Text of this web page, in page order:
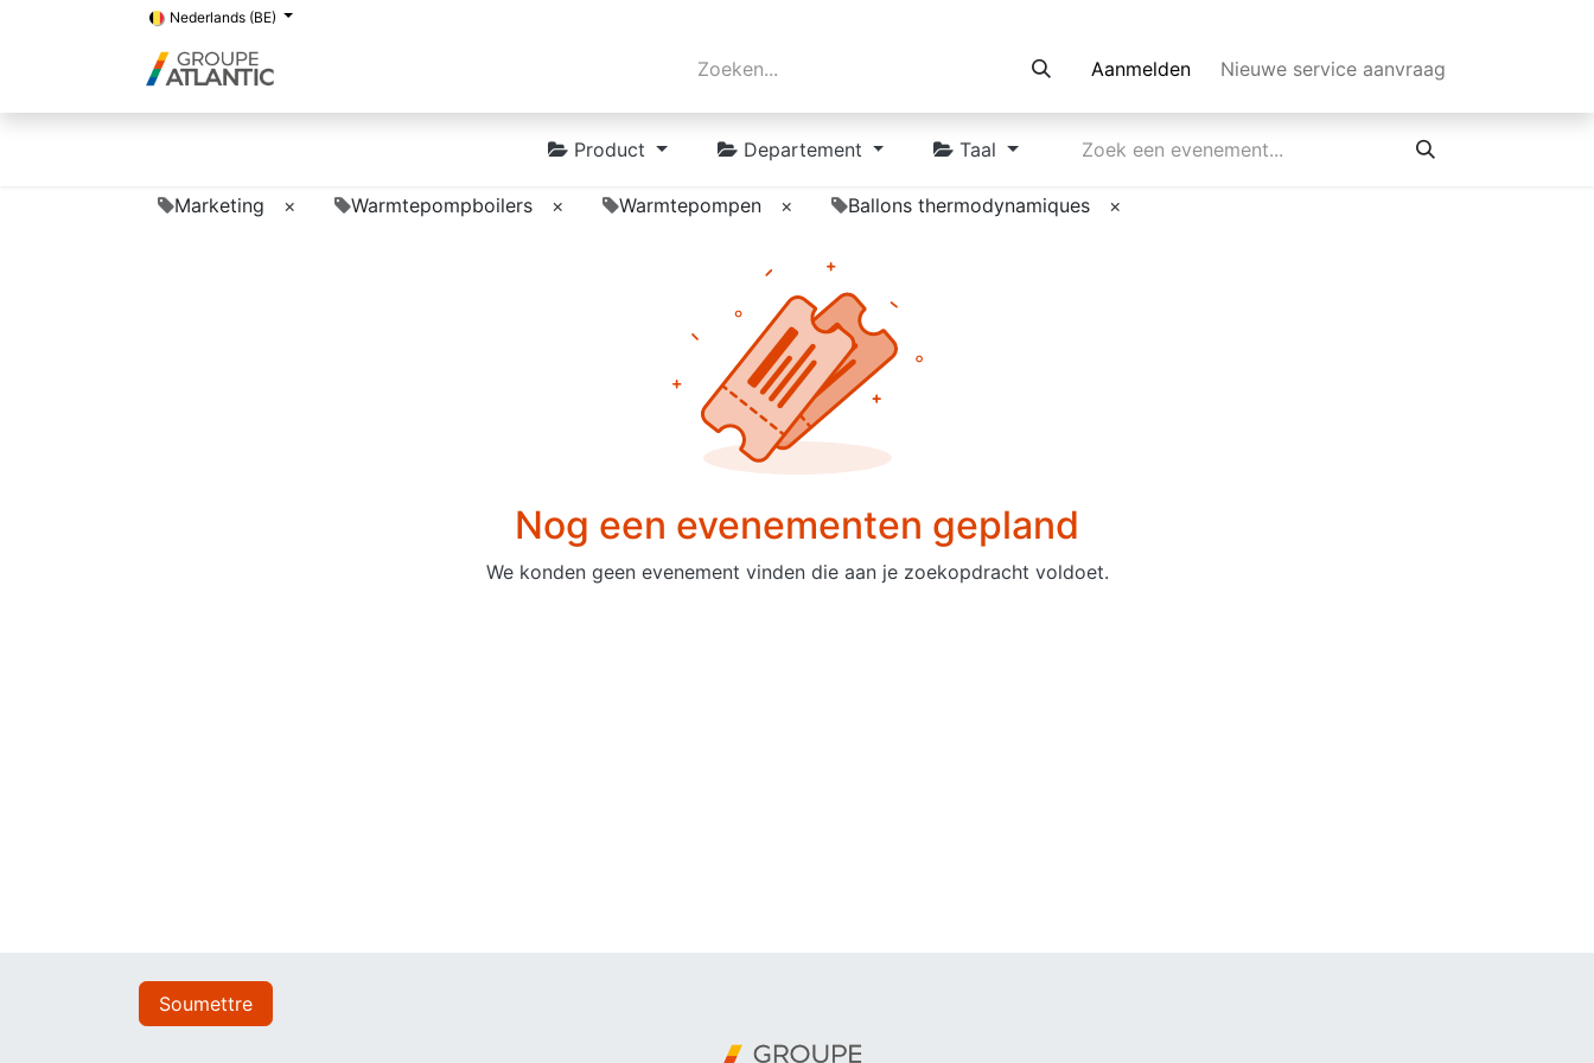
Nederlands (BE)
Aanmelden Nieuwe service aanvraag
Product Departement Taal
Marketing × Warmtepompboilers × Warmtepompen × Ballons thermodynamiques ×
Nog een evenementen gepland
We konden geen evenement vinden die aan je zoekopdracht voldoet.
Soumettre